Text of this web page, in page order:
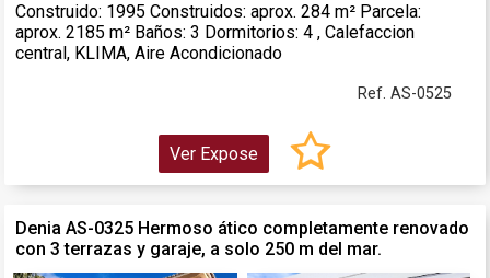
Construido: 1995 Construidos: aprox. 284 m² Parcela:
aprox. 2185 m² Baños: 3 Dormitorios: 4 , Calefaccion
central, KLIMA, Aire Acondicionado
Ref. AS-0525
Ver Expose
Denia AS-0325 Hermoso ático completamente renovado
con 3 terrazas y garaje, a solo 250 m del mar.